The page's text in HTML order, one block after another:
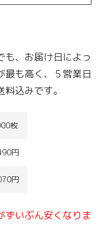
も、お届け日によっ
最も高く、５営業日
込みです。
枚
円
円
ずいぶん安くなりま